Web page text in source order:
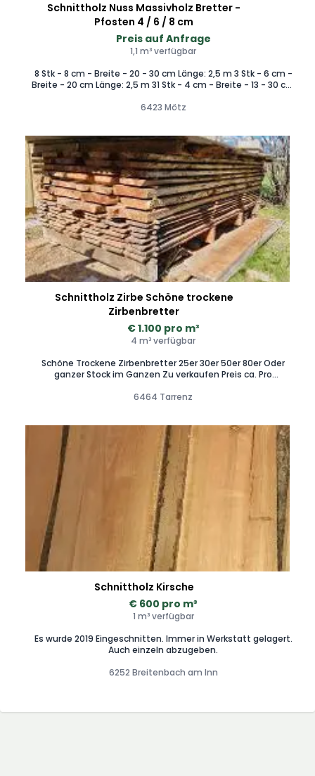
Schnittholz Nuss Massivholz Bretter -
Pfosten 4 / 6 / 8 cm
Preis auf Anfrage
1,1 m³ verfügbar
8 Stk - 8 cm - Breite - 20 - 30 cm Länge: 2,5 m 3 Stk - 6 cm -
Breite - 20 cm Länge: 2,5 m 31 Stk - 4 cm - Breite - 13 - 30 cm
Abholung bevorzugt in Mötz 6423 – Lieferung nach
6423 Mötz
Schnittholz Zirbe Schöne trockene
Zirbenbretter
€ 1.100 pro m³
4 m³ verfügbar
Schöne Trockene Zirbenbretter 25er 30er 50er 80er Oder
ganzer Stock im Ganzen Zu verkaufen Preis ca. Pro
zum abstimmen. Bei Interesse und Fragen gerne melden
6464 Tarrenz
Schnittholz Kirsche
€ 600 pro m³
1 m³ verfügbar
Es wurde 2019 Eingeschnitten. Immer in Werkstatt gelagert.
Auch einzeln abzugeben.
6252 Breitenbach am Inn